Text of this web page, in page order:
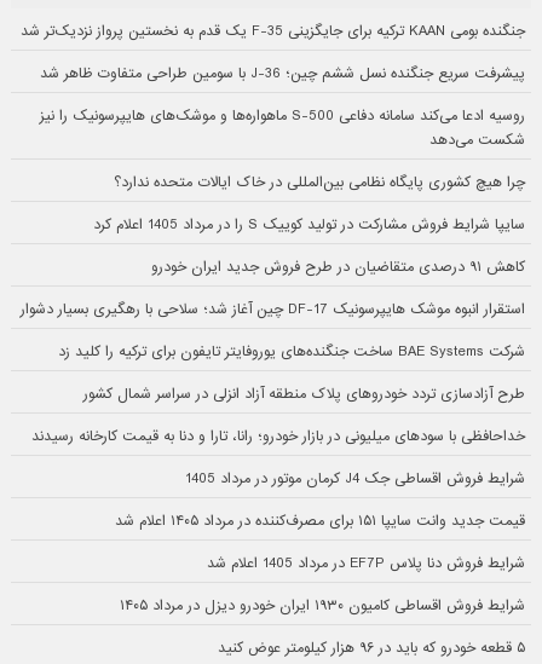
جنگنده بومی KAAN ترکیه برای جایگزینی F-35 یک قدم به نخستین پرواز نزدیک‌تر شد
پیشرفت سریع جنگنده نسل ششم چین؛ J-36 با سومین طراحی متفاوت ظاهر شد
روسیه ادعا می‌کند سامانه دفاعی S-500 ماهواره‌ها و موشک‌های هایپرسونیک را نیز
شکست می‌دهد
چرا هیچ کشوری پایگاه نظامی بین‌المللی در خاک ایالات متحده ندارد؟
سایپا شرایط فروش مشارکت در تولید کوییک S را در مرداد 1405 اعلام کرد
کاهش ۹۱ درصدی متقاضیان در طرح فروش جدید ایران خودرو
استقرار انبوه موشک هایپرسونیک DF-17 چین آغاز شد؛ سلاحی با رهگیری بسیار دشوار
شرکت BAE Systems ساخت جنگنده‌های یوروفایتر تایفون برای ترکیه را کلید زد
طرح آزادسازی تردد خودروهای پلاک منطقه آزاد انزلی در سراسر شمال کشور
خداحافظی با سودهای میلیونی در بازار خودرو؛ رانا، تارا و دنا به قیمت کارخانه رسیدند
شرایط فروش اقساطی جک J4 کرمان موتور در مرداد 1405
قیمت جدید وانت سایپا ۱۵۱ برای مصرف‌کننده در مرداد ۱۴۰۵ اعلام شد
شرایط فروش دنا پلاس EF7P در مرداد 1405 اعلام شد
شرایط فروش اقساطی کامیون ۱۹۳۰ ایران خودرو دیزل در مرداد ۱۴۰۵
۵ قطعه خودرو که باید در ۹۶ هزار کیلومتر عوض کنید